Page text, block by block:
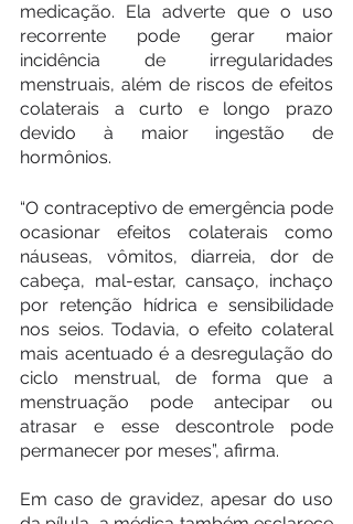
medicação. Ela adverte que o uso
recorrente pode gerar maior
incidência de irregularidades
menstruais, além de riscos de efeitos
colaterais a curto e longo prazo
devido à maior ingestão de
hormônios.
“O contraceptivo de emergência pode
ocasionar efeitos colaterais como
náuseas, vômitos, diarreia, dor de
cabeça, mal-estar, cansaço, inchaço
por retenção hídrica e sensibilidade
nos seios. Todavia, o efeito colateral
mais acentuado é a desregulação do
ciclo menstrual, de forma que a
menstruação pode antecipar ou
atrasar e esse descontrole pode
permanecer por meses”, afirma.
Em caso de gravidez, apesar do uso